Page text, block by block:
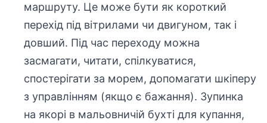
маршруту. Це може бути як короткий
перехід під вітрилами чи двигуном, так і
довший. Під час переходу можна
засмагати, читати, спілкуватися,
спостерігати за морем, допомагати шкіперу
з управлінням (якщо є бажання). Зупинка
на якорі в мальовничій бухті для купання,